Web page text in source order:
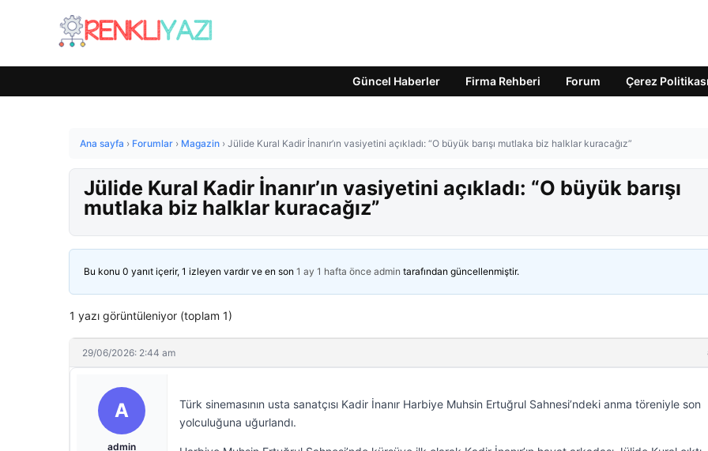
Güncel Haberler Firma Rehberi Forum Çerez Politikası
Ana sayfa › Forumlar › Magazin › Jülide Kural Kadir İnanır’ın vasiyetini açıkladı: “O büyük barışı mutlaka biz halklar kuracağız”
Jülide Kural Kadir İnanır’ın vasiyetini açıkladı: “O büyük barışı
mutlaka biz halklar kuracağız”
Bu konu 0 yanıt içerir, 1 izleyen vardır ve en son 1 ay 1 hafta önce admin tarafından güncellenmiştir.
1 yazı görüntüleniyor (toplam 1)
29/06/2026: 2:44 am
A
admin
Türk sinemasının usta sanatçısı Kadir İnanır Harbiye Muhsin Ertuğrul Sahnesi’ndeki anma töreniyle son
yolculuğuna uğurlandı.